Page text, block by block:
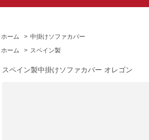
ホーム > 中掛けソファカバー
ホーム
> スペイン製
スペイン製中掛けソファカバー オレゴン